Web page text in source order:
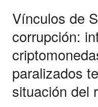
Vínculos de
corrupción:
paralizados
situación del